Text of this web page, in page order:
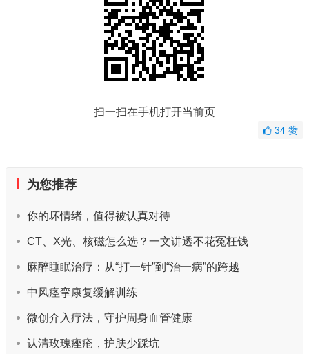
扫一扫在手机打开当前页
34赞
为您推荐
你的坏情绪，值得被认真对待
CT、X光、核磁怎么选？一文讲透不花冤枉钱
麻醉睡眠治疗：从“打一针”到“治一病”的跨越
中风痉挛康复缓解训练
微创介入疗法，守护周身血管健康
认清玫瑰痤疮，护肤少踩坑